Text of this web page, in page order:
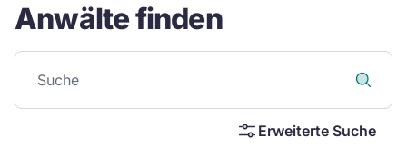
Erbrecht
Anwälte finden
Erweiterte Suche